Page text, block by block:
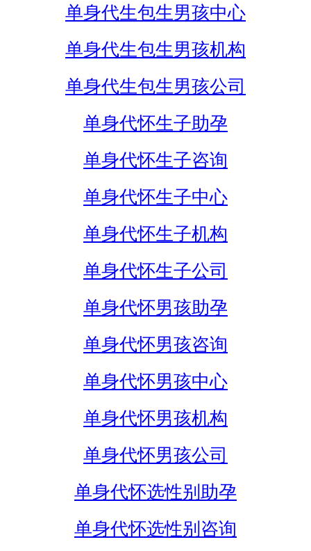
单身代生包生男孩中心
单身代生包生男孩机构
单身代生包生男孩公司
单身代怀生子助孕
单身代怀生子咨询
单身代怀生子中心
单身代怀生子机构
单身代怀生子公司
单身代怀男孩助孕
单身代怀男孩咨询
单身代怀男孩中心
单身代怀男孩机构
单身代怀男孩公司
单身代怀选性别助孕
单身代怀选性别咨询